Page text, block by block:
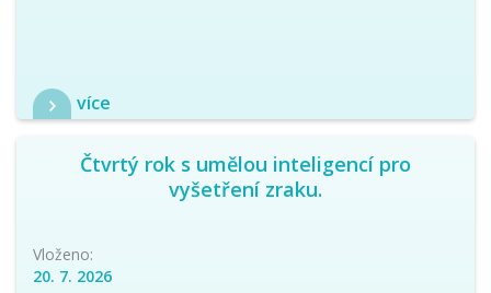
více
Čtvrtý rok s umělou inteligencí pro
vyšetření zraku.
Vloženo:
20. 7. 2026